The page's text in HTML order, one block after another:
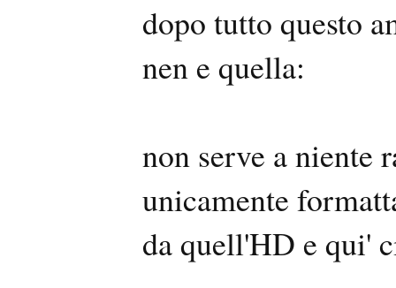
dopo tutto questo
nen e quella:
non serve a niente
unicamente
da quell'HD e qui'